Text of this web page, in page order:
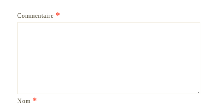
Commentaire *
Nom *